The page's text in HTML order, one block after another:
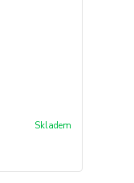
Skladem